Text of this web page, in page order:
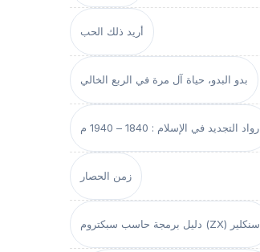
أريد ذلك الحب
بدو البدو، حياة آل مرة في الربع الخالي
رواد التجديد في الإسلام : 1840 – 1940 م
زمن الحصار
دليل برمجة حاسب سبكتروم (ZX) سنكلير